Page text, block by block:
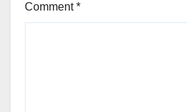
Comment*